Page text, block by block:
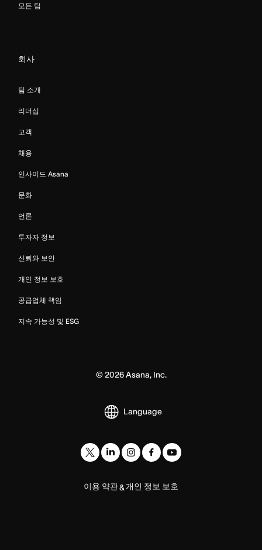
모든 팀
회사
팀 소개
리더십
고객
채용
인사이드 Asana
문화
언론
투자자 정보
신뢰와 보안
개인 정보 보호
공급업체 책임
지속 가능성 및 ESG
©2026Asana, Inc.
Language
이용 약관&개인 정보 보호